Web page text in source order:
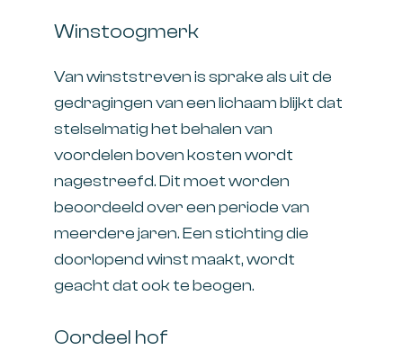
Winstoogmerk
Van winststreven is sprake als uit de
gedragingen van een lichaam blijkt dat
stelselmatig het behalen van
voordelen boven kosten wordt
nagestreefd. Dit moet worden
beoordeeld over een periode van
meerdere jaren. Een stichting die
doorlopend winst maakt, wordt
geacht dat ook te beogen.
Oordeel hof